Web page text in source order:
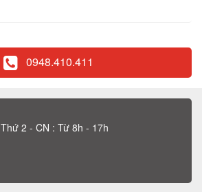
0948.410.411
Thứ 2 - CN : Từ 8h - 17h